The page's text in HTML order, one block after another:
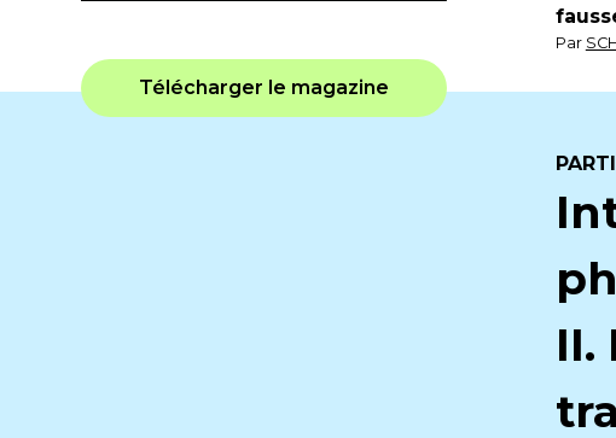
Télécharger le magazine
Par
II.